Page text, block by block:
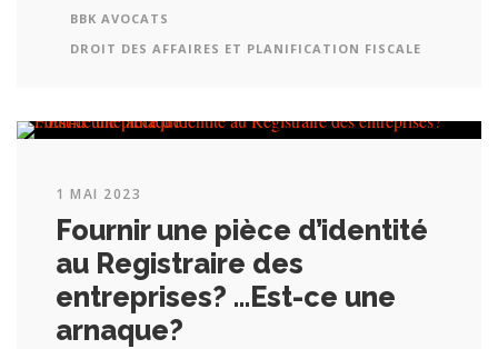
BBK AVOCATS
DROIT DES AFFAIRES ET PLANIFICATION FISCALE
1 MAI 2023
Fournir une pièce d’identité
au Registraire des
entreprises? …Est-ce une
arnaque?